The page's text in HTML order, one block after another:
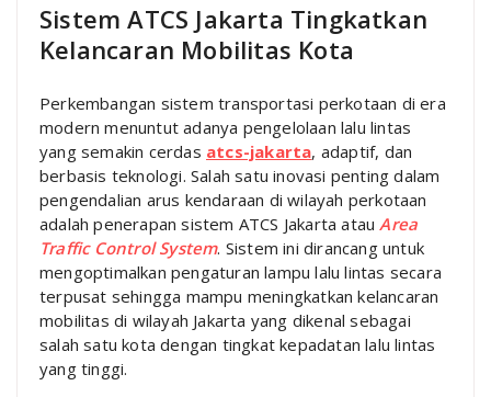
Sistem ATCS Jakarta Tingkatkan
Kelancaran Mobilitas Kota
Perkembangan sistem transportasi perkotaan di era
modern menuntut adanya pengelolaan lalu lintas
yang semakin cerdas atcs-jakarta, adaptif, dan
berbasis teknologi. Salah satu inovasi penting dalam
pengendalian arus kendaraan di wilayah perkotaan
adalah penerapan sistem ATCS Jakarta atau Area
Traffic Control System. Sistem ini dirancang untuk
mengoptimalkan pengaturan lampu lalu lintas secara
terpusat sehingga mampu meningkatkan kelancaran
mobilitas di wilayah Jakarta yang dikenal sebagai
salah satu kota dengan tingkat kepadatan lalu lintas
yang tinggi.